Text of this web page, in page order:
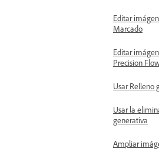
Editar
Marcado
Editar
Precision
Usar Relleno
Usar la
generativa
Ampliar